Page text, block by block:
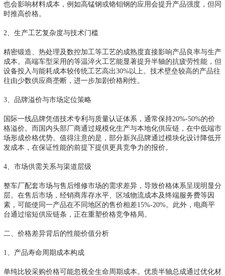
也会影响材料成本，例如高锰钢或铬钼钢的应用会提升产品强度，但同
时推高价格。
2、生产工艺复杂度与技术门槛
精密锻造、热处理及数控加工等工艺的成熟度直接影响产品良率与生产
成本。高端车型采用的等温淬火工艺能显著提升半轴的抗疲劳性能，但
设备投入与能耗成本较传统工艺高出30%以上。技术壁垒较高的产品往
往由少数供应商垄断，进一步加剧价格刚性。
3、品牌溢价与市场定位策略
国际一线品牌凭借技术专利与质量认证体系，通常保持20%-50%的价
格溢价。而国内头部厂商通过规模化生产与本地化供应链，在中低端市
场形成价格优势。值得注意的是，部分新兴品牌通过模块化设计降低开
发成本，在保证性能的前提下提供更具竞争力的报价。
4、市场供需关系与渠道层级
整车厂配套市场与售后维修市场的需求差异，导致价格体系呈现明显分
层。在售后市场，经销商库存水平、区域物流成本及终端服务费等因
素，可能使同一产品在不同地区的售价相差15%-20%。此外，电商平
台通过缩短供应链条，正在重塑价格竞争格局。
二、价格差异背后的性能价值分析
1、产品寿命周期成本构成
单纯比较采购价格可能忽视全生命周期成本。优质半轴总成通过优化材